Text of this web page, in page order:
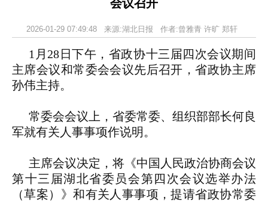
会议召开
2026-01-29 07:49:48 来源:湖北日报 作者:曾雅青 许旷 郑轩
1月28日下午，省政协十三届四次会议期间
主席会议和常委会会议先后召开，省政协主席
孙伟主持。
常委会会议上，省委常委、组织部部长何良
军就有关人事事项作说明。
主席会议决定，将《中国人民政治协商会议
第十三届湖北省委员会第四次会议选举办法
（草案）》和有关人事事项，提请省政协常委